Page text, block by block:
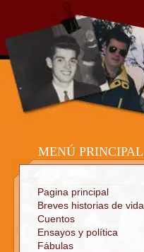
Sitio oficial
MENÚ PRINCIPAL
Pagina principal
Breves historias de vida
Cuentos
Ensayos y política
Fábulas